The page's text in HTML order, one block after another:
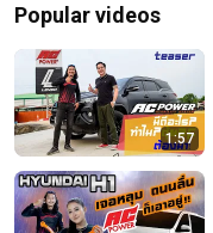
Popular videos
1:57